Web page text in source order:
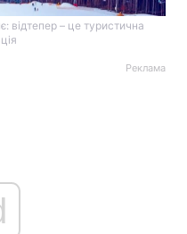
відтепер – це туристична
Реклама